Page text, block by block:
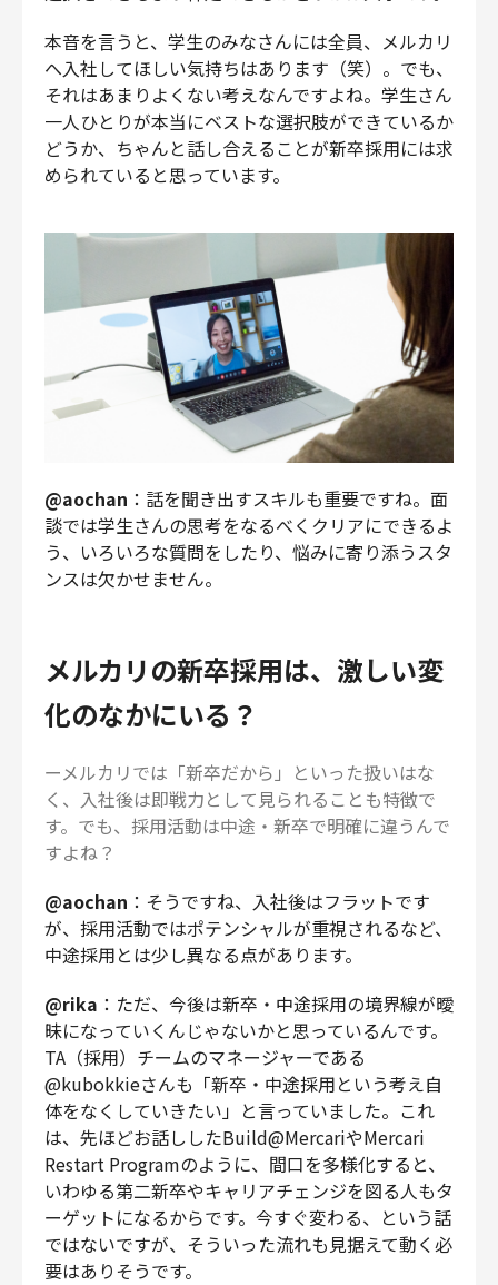
本音を言うと、学生のみなさんには全員、メルカリ
へ入社してほしい気持ちはあります（笑）。でも、
それはあまりよくない考えなんですよね。学生さん
一人ひとりが本当にベストな選択肢ができているか
どうか、ちゃんと話し合えることが新卒採用には求
められていると思っています。
@aochan ：話を聞き出すスキルも重要ですね。面
談では学生さんの思考をなるべくクリアにできるよ
う、いろいろな質問をしたり、悩みに寄り添うスタ
ンスは欠かせません。
メルカリの新卒採用は、激しい変
化のなかにいる？
ーメルカリでは「新卒だから」といった扱いはな
く、入社後は即戦力として見られることも特徴で
す。でも、採用活動は中途・新卒で明確に違うんで
すよね？
@aochan ：そうですね、入社後はフラットです
が、採用活動ではポテンシャルが重視されるなど、
中途採用とは少し異なる点があります。
@rika ：ただ、今後は新卒・中途採用の境界線が曖
昧になっていくんじゃないかと思っているんです。
TA（採用）チームのマネージャーである
@kubokkieさんも「新卒・中途採用という考え自
体をなくしていきたい」と言っていました。これ
は、先ほどお話ししたBuild@MercariやMercari
Restart Programのように、間口を多様化すると、
いわゆる第二新卒やキャリアチェンジを図る人もタ
ーゲットになるからです。今すぐ変わる、という話
ではないですが、そういった流れも見据えて動く必
要はありそうです。